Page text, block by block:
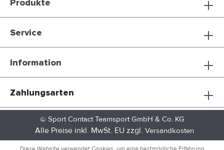
Produkte
Service
Information
Zahlungsarten
© Sport Contact Teamsport GmbH & Co. KG
*Alle Preise inkl. MwSt. EU zzgl. Versandkosten